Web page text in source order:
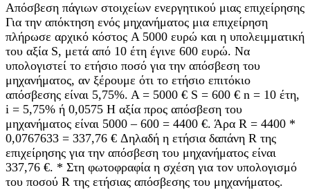
Απόσβεση πάγιων στοιχείων ενεργητικού μιας επιχείρησης
Για την απόκτηση ενός μηχανήματος μια επιχείρηση
πλήρωσε αρχικό κόστος A 5000 ευρώ και η υπολειμματική
του αξία S, μετά από 10 έτη έγινε 600 ευρώ. Να
υπολογιστεί το ετήσιο ποσό για την απόσβεση του
μηχανήματος, αν ξέρουμε ότι το ετήσιο επιτόκιο
απόσβεσης είναι 5,75%. Α = 5000 € S = 600 € n = 10 έτη,
i = 5,75% ή 0,0575 Η αξία προς απόσβεση του
μηχανήματος είναι 5000 – 600 = 4400 €. Άρα R = 4400 *
0,0767633 = 337,76 € Δηλαδή η ετήσια δαπάνη R της
επιχείρησης για την απόσβεση του μηχανήματος είναι
337,76 €. * Στη φωτοφραφία η σχέση για τον υπολογισμό
του ποσού R της ετήσιας απόσβεσης του μηχανήματος.